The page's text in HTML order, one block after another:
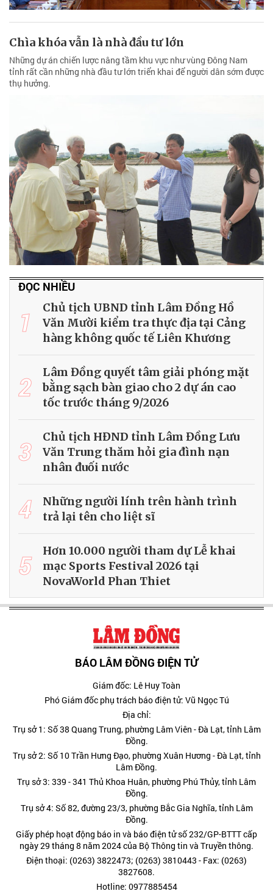
Chìa khóa vẫn là nhà đầu tư lớn
Những dự án chiến lược nâng tầm khu vực như vùng Đông Nam
tỉnh rất cần những nhà đầu tư lớn triển khai để người dân sớm được
thụ hưởng.
ĐỌC NHIỀU
1
Chủ tịch UBND tỉnh Lâm Đồng Hồ
Văn Mười kiểm tra thực địa tại Cảng
hàng không quốc tế Liên Khương
2
Lâm Đồng quyết tâm giải phóng mặt
bằng sạch bàn giao cho 2 dự án cao
tốc trước tháng 9/2026
3
Chủ tịch HĐND tỉnh Lâm Đồng Lưu
Văn Trung thăm hỏi gia đình nạn
nhân đuối nước
4
Những người lính trên hành trình
trả lại tên cho liệt sĩ
5
Hơn 10.000 người tham dự Lễ khai
mạc Sports Festival 2026 tại
NovaWorld Phan Thiet
BÁO LÂM ĐỒNG ĐIỆN TỬ
Giám đốc: Lê Huy Toàn
Phó Giám đốc phụ trách báo điện tử: Vũ Ngọc Tú
Địa chỉ:
Trụ sở 1: Số 38 Quang Trung, phường Lâm Viên - Đà Lạt, tỉnh Lâm
Đồng.
Trụ sở 2: Số 10 Trần Hưng Đạo, phường Xuân Hương - Đà Lạt, tỉnh
Lâm Đồng.
Trụ sở 3: 339 - 341 Thủ Khoa Huân, phường Phú Thủy, tỉnh Lâm
Đồng.
Trụ sở 4: Số 82, đường 23/3, phường Bắc Gia Nghĩa, tỉnh Lâm
Đồng.
Giấy phép hoạt động báo in và báo điện tử số 232/GP-BTTT cấp
ngày 29 tháng 8 năm 2024 của Bộ Thông tin và Truyền thông.
Điện thoại: (0263) 3822473; (0263) 3810443 - Fax: (0263)
3827608.
Hotline: 0977885454